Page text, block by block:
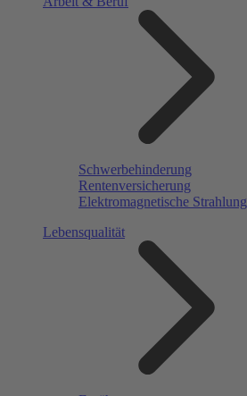
Schwerbehinderung
Rentenversicherung
Elektromagnetische Strahlung
Lebensqualität